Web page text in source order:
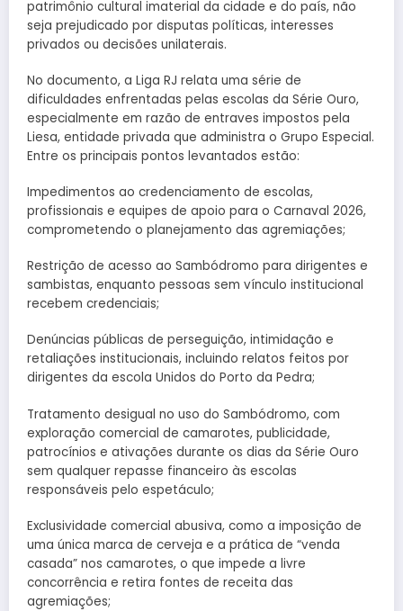
patrimônio cultural imaterial da cidade e do país, não
seja prejudicado por disputas políticas, interesses
privados ou decisões unilaterais.
No documento, a Liga RJ relata uma série de
dificuldades enfrentadas pelas escolas da Série Ouro,
especialmente em razão de entraves impostos pela
Liesa, entidade privada que administra o Grupo Especial.
Entre os principais pontos levantados estão:
Impedimentos ao credenciamento de escolas,
profissionais e equipes de apoio para o Carnaval 2026,
comprometendo o planejamento das agremiações;
Restrição de acesso ao Sambódromo para dirigentes e
sambistas, enquanto pessoas sem vínculo institucional
recebem credenciais;
Denúncias públicas de perseguição, intimidação e
retaliações institucionais, incluindo relatos feitos por
dirigentes da escola Unidos do Porto da Pedra;
Tratamento desigual no uso do Sambódromo, com
exploração comercial de camarotes, publicidade,
patrocínios e ativações durante os dias da Série Ouro
sem qualquer repasse financeiro às escolas
responsáveis pelo espetáculo;
Exclusividade comercial abusiva, como a imposição de
uma única marca de cerveja e a prática de “venda
casada” nos camarotes, o que impede a livre
concorrência e retira fontes de receita das
agremiações;